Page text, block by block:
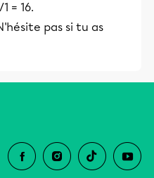
= 16.
pas si tu as